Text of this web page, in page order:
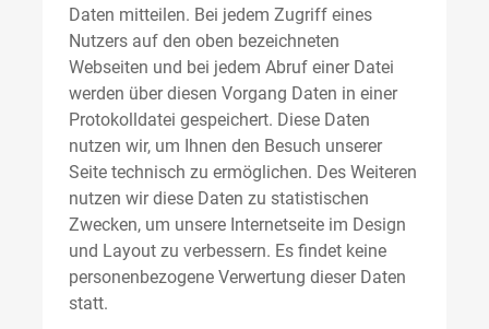
Daten mitteilen. Bei jedem Zugriff eines
Nutzers auf den oben bezeichneten
Webseiten und bei jedem Abruf einer Datei
werden über diesen Vorgang Daten in einer
Protokolldatei gespeichert. Diese Daten
nutzen wir, um Ihnen den Besuch unserer
Seite technisch zu ermöglichen. Des Weiteren
nutzen wir diese Daten zu statistischen
Zwecken, um unsere Internetseite im Design
und Layout zu verbessern. Es findet keine
personenbezogene Verwertung dieser Daten
statt.